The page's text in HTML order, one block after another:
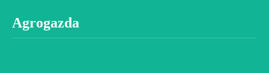
Agrogazda